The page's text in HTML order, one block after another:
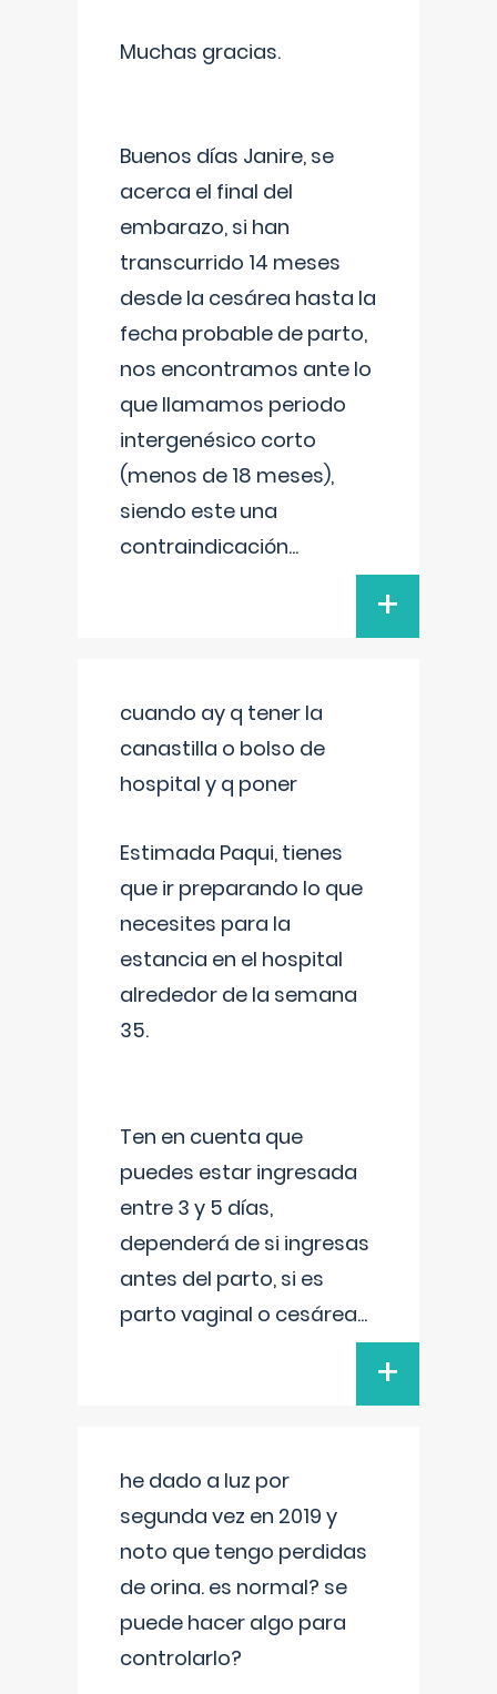
Muchas gracias.
Buenos días Janire, se
acerca el final del
embarazo, si han
transcurrido 14 meses
desde la cesárea hasta la
fecha probable de parto,
nos encontramos ante lo
que llamamos periodo
intergenésico corto
(menos de 18 meses),
siendo este una
contraindicación...
+
cuando ay q tener la
canastilla o bolso de
hospital y q poner
Estimada Paqui, tienes
que ir preparando lo que
necesites para la
estancia en el hospital
alrededor de la semana
35.
Ten en cuenta que
puedes estar ingresada
entre 3 y 5 días,
dependerá de si ingresas
antes del parto, si es
parto vaginal o cesárea...
+
he dado a luz por
segunda vez en 2019 y
noto que tengo perdidas
de orina. es normal? se
puede hacer algo para
controlarlo?